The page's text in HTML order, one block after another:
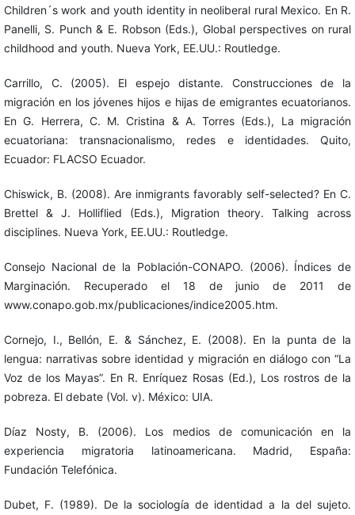
Children´s work and youth identity in neoliberal rural Mexico. En R.
Panelli, S. Punch & E. Robson (Eds.), Global perspectives on rural
childhood and youth. Nueva York, EE.UU.: Routledge.
Carrillo, C. (2005). El espejo distante. Construcciones de la
migración en los jóvenes hijos e hijas de emigrantes ecuatorianos.
En G. Herrera, C. M. Cristina & A. Torres (Eds.), La migración
ecuatoriana: transnacionalismo, redes e identidades. Quito,
Ecuador: FLACSO Ecuador.
Chiswick, B. (2008). Are inmigrants favorably self-selected? En C.
Brettel & J. Holliflied (Eds.), Migration theory. Talking across
disciplines. Nueva York, EE.UU.: Routledge.
Consejo Nacional de la Población-CONAPO. (2006). Índices de
Marginación. Recuperado el 18 de junio de 2011 de
www.conapo.gob.mx/publicaciones/indice2005.htm.
Cornejo, I., Bellón, E. & Sánchez, E. (2008). En la punta de la
lengua: narrativas sobre identidad y migración en diálogo con “La
Voz de los Mayas”. En R. Enríquez Rosas (Ed.), Los rostros de la
pobreza. El debate (Vol. v). México: UIA.
Díaz Nosty, B. (2006). Los medios de comunicación en la
experiencia migratoria latinoamericana. Madrid, España:
Fundación Telefónica.
Dubet, F. (1989). De la sociología de identidad a la del sujeto.